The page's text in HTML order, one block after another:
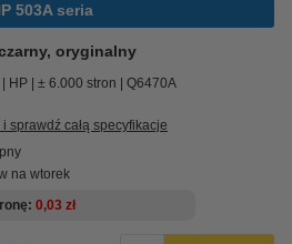
503A seria
oryginalny
HP ± 6.000 stron Q6470A
i sprawdź całą specyfikacje
na wtorek
0,03 zł